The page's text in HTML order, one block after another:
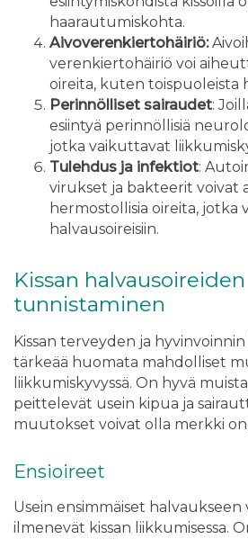
haarautumiskohta.
Aivoverenkiertohäiriö:
verenkiertohäiriö voi
oireita, kuten toispuoleista
Perinnölliset sairaudet:
esiintyä perinnöllisiä
jotka vaikuttavat
Tulehdus ja infektiot:
virukset ja bakteerit voivat
hermostollisia oireita, jotka
halvausoireisiin.
Kissan halvausoireiden
tunnistaminen
Kissan terveyden ja
tärkeää huomata mahdolliset
liikkumiskyvyssä. On hyvä
peittelevät usein kipua ja
muutokset voivat olla merkki
Ensioireet
Usein ensimmäiset
ilmenevät kissan liikkumisessa.